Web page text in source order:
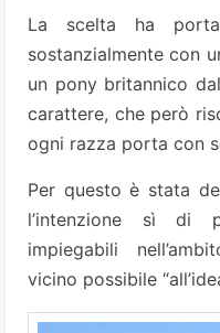
La scelta ha
sostanzialmente con
un pony britannico
carattere, che però
ogni razza porta con
Per questo è stata
l’intenzione sì di
impiegabili
vicino possibile